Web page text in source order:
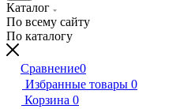
Каталог
По всему сайту
По каталогу
Сравнение0
Избранные товары 0
Корзина 0